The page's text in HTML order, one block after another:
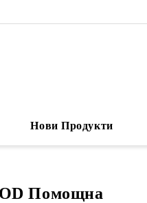
Нови Продукти
Помощна